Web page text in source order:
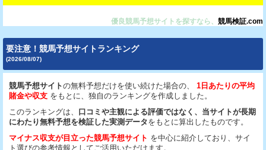
優良競馬予想サイトを探すなら、 競馬検証.com
要注意！競馬予想サイトランキング
(2026/08/07)
競馬予想サイトの無料予想だけを使い続けた場合の、
1日あたりの平均
賭金や収支 をもとに、独自のランキングを作成しました。
このランキングは、 口コミや主観による評価ではなく、当サイトが長期
にわたり無料予想を検証した実測データをもとに算出したものです。
マイナス収支が目立った競馬予想サイト を中心に紹介しており、サイ
ト選びの参考情報としてご活用いただけます。